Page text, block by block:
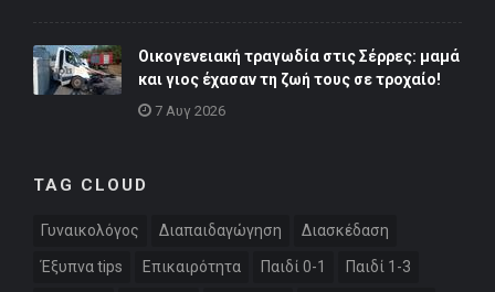
Οικογενειακή τραγωδία στις Σέρρες: μαμά
και γιος έχασαν τη ζωή τους σε τροχαίο!
7 Αυγ 2026
TAG CLOUD
Γυναικολόγος Διαπαιδαγώγηση Διασκέδαση
Έξυπνα tips Επικαιρότητα Παιδί 0-1 Παιδί 1-3